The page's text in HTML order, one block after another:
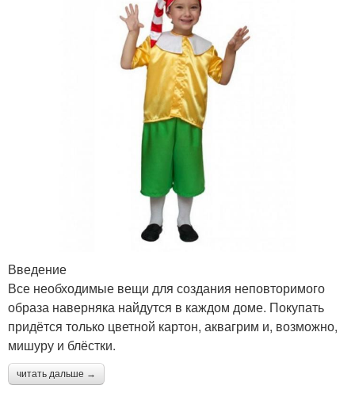
Введение
Все необходимые вещи для создания неповторимого
образа наверняка найдутся в каждом доме. Покупать
придётся только цветной картон, аквагрим и, возможно,
мишуру и блёстки.
читать дальше →